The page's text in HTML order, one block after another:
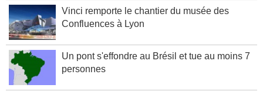
Vinci remporte le chantier du musée des
Confluences à Lyon
Un pont s'effondre au Brésil et tue au moins 7
personnes